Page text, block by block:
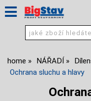
home NÁŘADÍ
Ochrana sluchu a hlavy